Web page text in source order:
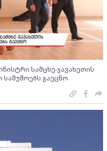
სამცხე-ჯავახეთის
გაეცნო